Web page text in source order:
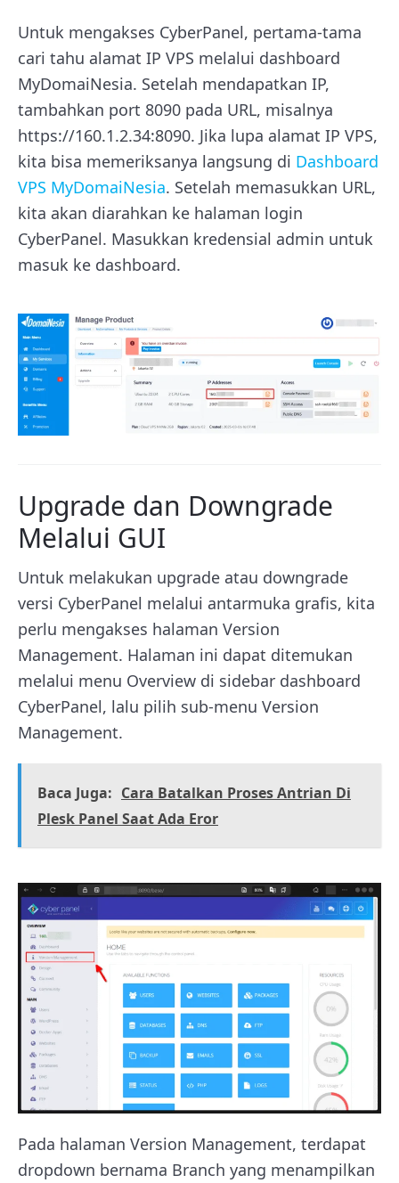
Untuk mengakses CyberPanel, pertama-tama
cari tahu alamat IP VPS melalui dashboard
MyDomaiNesia. Setelah mendapatkan IP,
tambahkan port 8090 pada URL, misalnya
https://160.1.2.34:8090. Jika lupa alamat IP VPS,
kita bisa memeriksanya langsung di Dashboard
VPS MyDomaiNesia. Setelah memasukkan URL,
kita akan diarahkan ke halaman login
CyberPanel. Masukkan kredensial admin untuk
masuk ke dashboard.
Upgrade dan Downgrade
Melalui GUI
Untuk melakukan upgrade atau downgrade
versi CyberPanel melalui antarmuka grafis, kita
perlu mengakses halaman Version
Management. Halaman ini dapat ditemukan
melalui menu Overview di sidebar dashboard
CyberPanel, lalu pilih sub-menu Version
Management.
Baca Juga: Cara Batalkan Proses Antrian Di
Plesk Panel Saat Ada Eror
Pada halaman Version Management, terdapat
dropdown bernama Branch yang menampilkan